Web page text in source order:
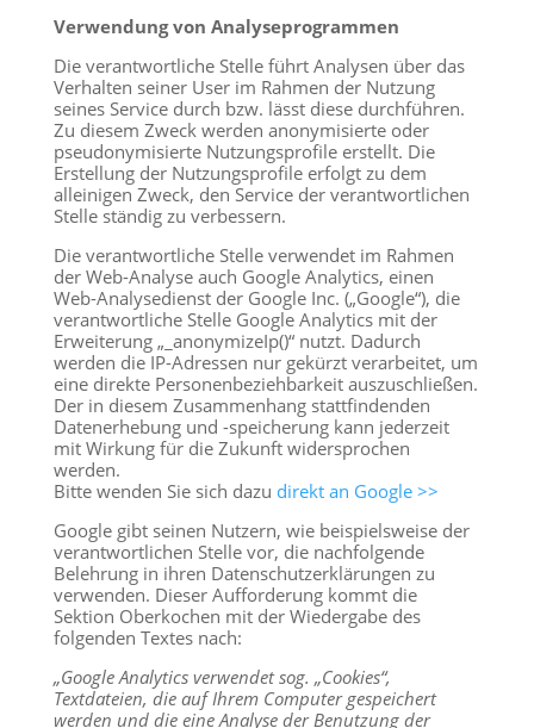
Verwendung von Analyseprogrammen
Die verantwortliche Stelle führt Analysen über das
Verhalten seiner User im Rahmen der Nutzung
seines Service durch bzw. lässt diese durchführen.
Zu diesem Zweck werden anonymisierte oder
pseudonymisierte Nutzungsprofile erstellt. Die
Erstellung der Nutzungsprofile erfolgt zu dem
alleinigen Zweck, den Service der verantwortlichen
Stelle ständig zu verbessern.
Die verantwortliche Stelle verwendet im Rahmen
der Web-Analyse auch Google Analytics, einen
Web-Analysedienst der Google Inc. („Google“), die
verantwortliche Stelle Google Analytics mit der
Erweiterung „_anonymizeIp()“ nutzt. Dadurch
werden die IP-Adressen nur gekürzt verarbeitet, um
eine direkte Personenbeziehbarkeit auszuschließen.
Der in diesem Zusammenhang stattfindenden
Datenerhebung und -speicherung kann jederzeit
mit Wirkung für die Zukunft widersprochen
werden.
Bitte wenden Sie sich dazu direkt an Google >>
Google gibt seinen Nutzern, wie beispielsweise der
verantwortlichen Stelle vor, die nachfolgende
Belehrung in ihren Datenschutzerklärungen zu
verwenden. Dieser Aufforderung kommt die
Sektion Oberkochen mit der Wiedergabe des
folgenden Textes nach:
„Google Analytics verwendet sog. „Cookies“,
Textdateien, die auf Ihrem Computer gespeichert
werden und die eine Analyse der Benutzung der